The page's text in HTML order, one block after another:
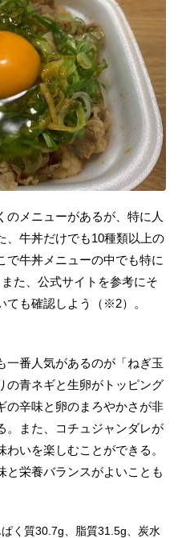
のメニューがあるが、特に人
、牛丼だけでも10種類以上の
で牛丼メニューの中でも特に
た、公式サイトを参考にそ
ても確認しよう（※2）。
一番人気があるのが「ねぎ玉
の青ネギと生卵がトッピング
の辛味と卵のまろやかさが非
。また、コチュジャンダレが
いを楽しむことができる。
と栄養バランスがよいことも
く質30.7g、脂質31.5g、炭水